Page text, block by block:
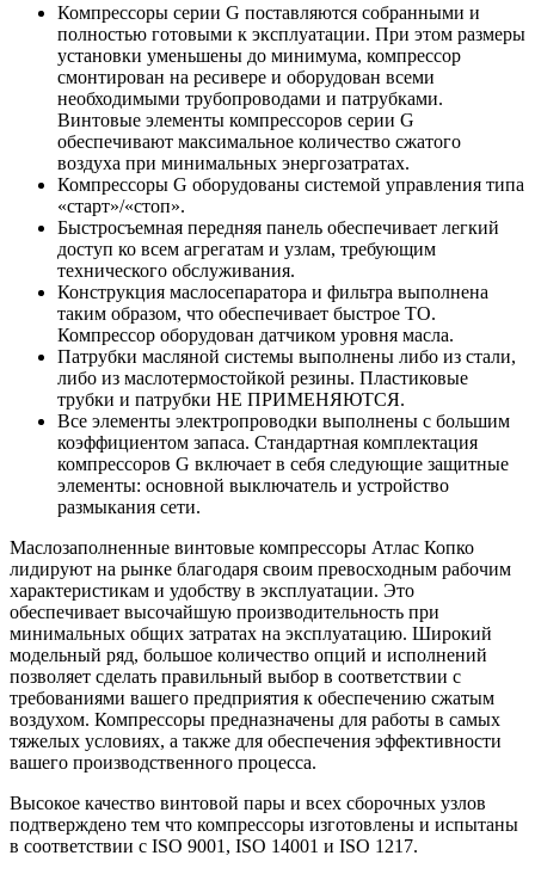
Компрессоры серии G поставляются собранными и
полностью готовыми к эксплуатации. При этом размеры
установки уменьшены до минимума, компрессор
смонтирован на ресивере и оборудован всеми
необходимыми трубопроводами и патрубками.
Винтовые элементы компрессоров серии G
обеспечивают максимальное количество сжатого
воздуха при минимальных энергозатратах.
Компрессоры G оборудованы системой управления типа
«старт»/«стоп».
Быстросъемная передняя панель обеспечивает легкий
доступ ко всем агрегатам и узлам, требующим
технического обслуживания.
Конструкция маслосепаратора и фильтра выполнена
таким образом, что обеспечивает быстрое ТО.
Компрессор оборудован датчиком уровня масла.
Патрубки масляной системы выполнены либо из стали,
либо из маслотермостойкой резины. Пластиковые
трубки и патрубки НЕ ПРИМЕНЯЮТСЯ.
Все элементы электропроводки выполнены с большим
коэффициентом запаса. Стандартная комплектация
компрессоров G включает в себя следующие защитные
элементы: основной выключатель и устройство
размыкания сети.
Маслозаполненные винтовые компрессоры Атлас Копко
лидируют на рынке благодаря своим превосходным рабочим
характеристикам и удобству в эксплуатации. Это
обеспечивает высочайшую производительность при
минимальных общих затратах на эксплуатацию. Широкий
модельный ряд, большое количество опций и исполнений
позволяет сделать правильный выбор в соответствии с
требованиями вашего предприятия к обеспечению сжатым
воздухом. Компрессоры предназначены для работы в самых
тяжелых условиях, а также для обеспечения эффективности
вашего производственного процесса.
Высокое качество винтовой пары и всех сборочных узлов
подтверждено тем что компрессоры изготовлены и испытаны
в соответствии с ISO 9001, ISO 14001 и ISO 1217.